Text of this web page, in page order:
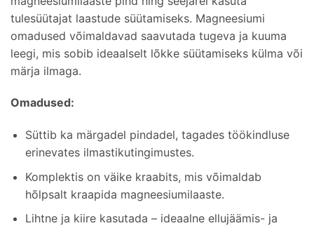
tulesüütajat laastude süütamiseks. Magneesiumi
omadused võimaldavad saavutada tugeva ja kuuma
leegi, mis sobib ideaalselt lõkke süütamiseks külma või
märja ilmaga.
Omadused:
Süttib ka märgadel pindadel, tagades töökindluse
erinevates ilmastikutingimustes.
Komplektis on väike kraabits, mis võimaldab
hõlpsalt kraapida magneesiumilaaste.
Lihtne ja kiire kasutada – ideaalne ellujäämis- ja